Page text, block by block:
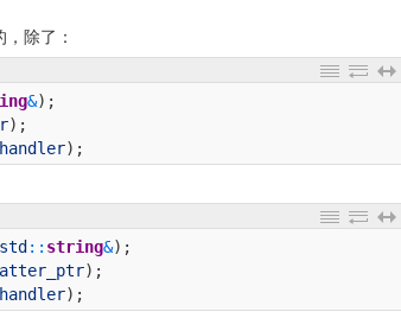
除了：
&) ;
) ;
) ;
std :: string&) ;
) ;
) ;